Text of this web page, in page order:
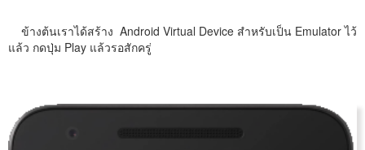
ข้างต้นเราได้สร้าง Android Virtual Device สำหรับเป็น Emulator ไว้
แล้ว กดปุ่ม Play แล้วรอสักครู่